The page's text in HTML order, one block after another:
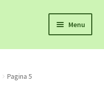
Menu
Pagina 5